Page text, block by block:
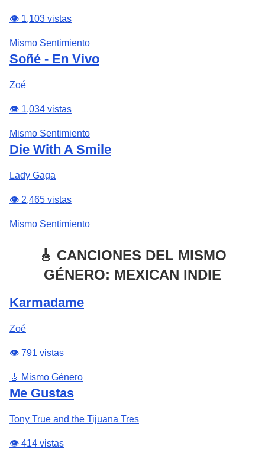
👁️ 1,103 vistas
Mismo Sentimiento
Soñé - En Vivo
Zoé
👁️ 1,034 vistas
Mismo Sentimiento
Die With A Smile
Lady Gaga
👁️ 2,465 vistas
Mismo Sentimiento
🎸 CANCIONES DEL MISMO
GÉNERO: MEXICAN INDIE
Karmadame
Zoé
👁️ 791 vistas
🎸 Mismo Género
Me Gustas
Tony True and the Tijuana Tres
👁️ 414 vistas